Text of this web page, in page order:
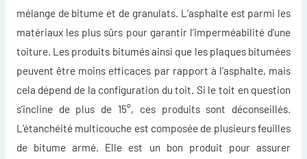
mélange de bitume et de granulats. L’asphalte est parmi les
matériaux les plus sûrs pour garantir l’imperméabilité d’une
toiture. Les produits bitumés ainsi que les plaques bitumées
peuvent être moins efficaces par rapport à l’asphalte, mais
cela dépend de la configuration du toit. Si le toit en question
s’incline de plus de 15°, ces produits sont déconseillés.
L’étanchéité multicouche est composée de plusieurs feuilles
de bitume armé. Elle est un bon produit pour assurer